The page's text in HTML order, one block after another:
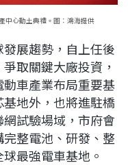
中心動土典禮。圖：鴻海提供
展趨勢，自上任後
取關鍵大廠投資，
車產業布局重要基
地外，也將進駐橋
試驗場域，市府會
整電池、研發、整
最強電車基地。